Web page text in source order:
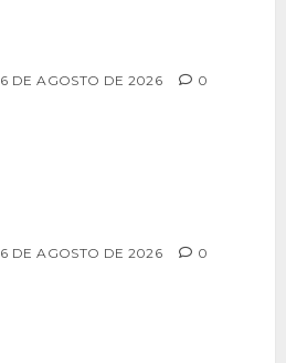
6 DE AGOSTO DE 2026 0
6 DE AGOSTO DE 2026 0